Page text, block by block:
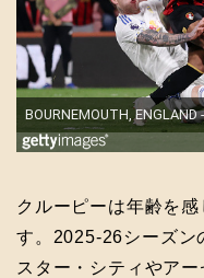
クルーピーは年齢を
す。2025-26シーズン
スター・シティやア